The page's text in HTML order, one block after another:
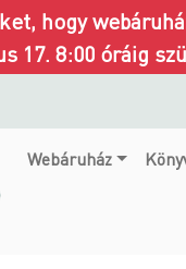
hogy
17. 8:00 óráig
Webáruház